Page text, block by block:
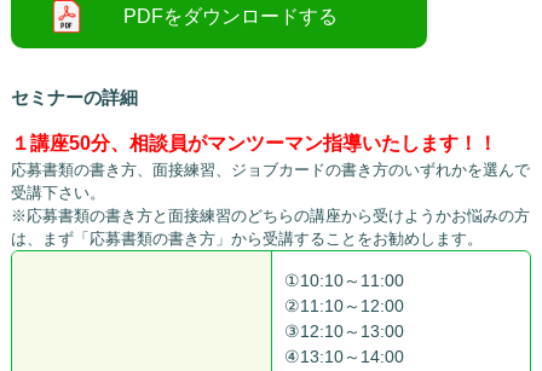
セミナーの詳細
１講座50分、相談員がマンツーマン指導いたします！！
応募書類の書き方、面接練習、ジョブカードの書き方のいずれかを選んで
受講下さい。
※応募書類の書き方と面接練習のどちらの講座から受けようかお悩みの方
は、まず「応募書類の書き方」から受講することをお勧めします。
①10:10～11:00
②11:10～12:00
③12:10～13:00
④13:10～14:00